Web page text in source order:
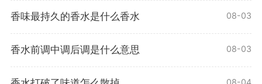
香味最持久的香水是什么香水 08-03
香水前调中调后调是什么意思 08-03